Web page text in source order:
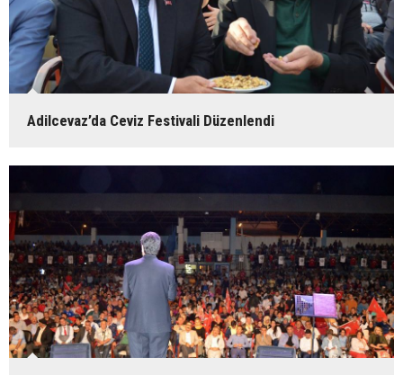
Adilcevaz’da Ceviz Festivali Düzenlendi